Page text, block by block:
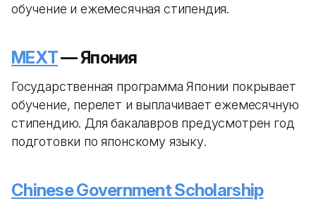
обучение и ежемесячная стипендия.
MEXT— Япония
Государственная программа Японии покрывает
обучение, перелет и выплачивает ежемесячную
стипендию. Для бакалавров предусмотрен год
подготовки по японскому языку.
Chinese Government Scholarship